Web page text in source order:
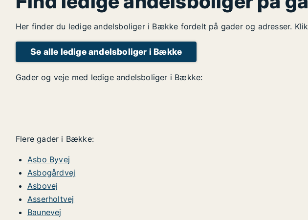
Her finder du ledige andelsboliger i Bække fordelt på gader og adresser.
Se alle ledige andelsboliger i Bække
Gader og veje med ledige andelsboliger i Bække:
Flere gader i Bække:
Asbo Byvej
Asbogårdvej
Asbovej
Asserholtvej
Baunevej